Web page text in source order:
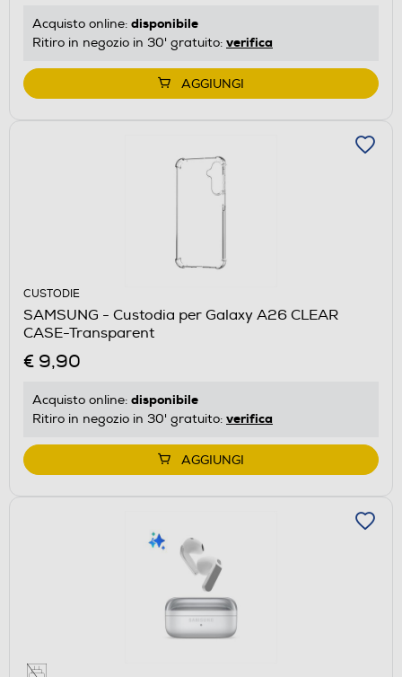
Acquisto online: disponibile
Ritiro in negozio in 30' gratuito: verifica
AGGIUNGI
CUSTODIE
SAMSUNG - Custodia per Galaxy A26 CLEAR
CASE-Transparent
€ 9,90
Acquisto online: disponibile
Ritiro in negozio in 30' gratuito: verifica
AGGIUNGI